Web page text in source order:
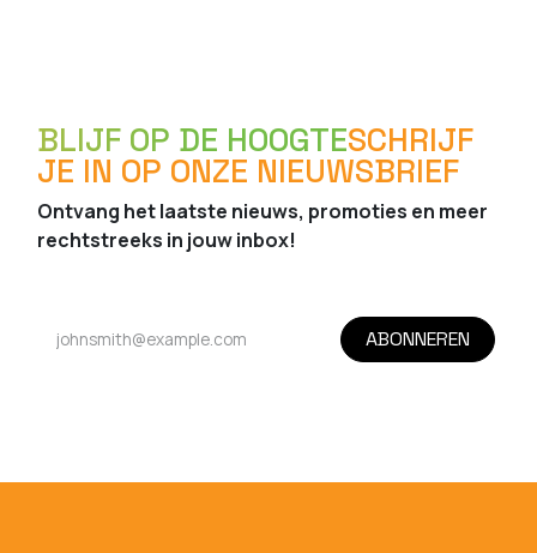
BLIJF OP DE HOOGTESCHRIJF
JE IN OP ONZE NIEUWSBRIEF
Ontvang het laatste nieuws, promoties en meer
rechtstreeks in jouw inbox!
ABONNEREN